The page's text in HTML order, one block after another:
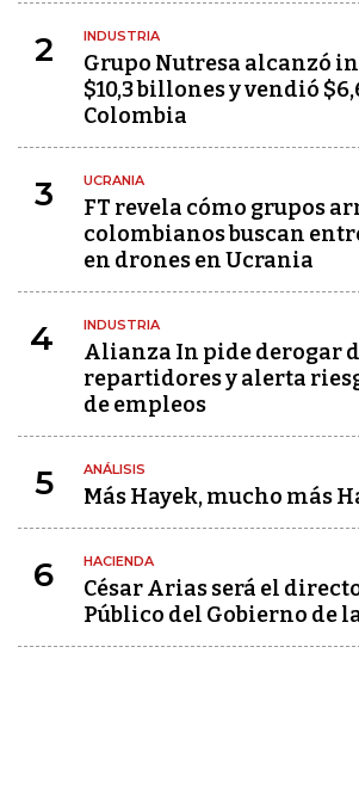
2 INDUSTRIA
Grupo Nutresa alcanzó
$10,3 billones y vendió
Colombia
3 UCRANIA
FT revela cómo grupos
colombianos buscan
en drones en Ucrania
4 INDUSTRIA
Alianza In pide derogar
repartidores y alerta
de empleos
5 ANÁLISIS
Más Hayek, mucho más
6 HACIENDA
César Arias será el
Público del Gobierno de